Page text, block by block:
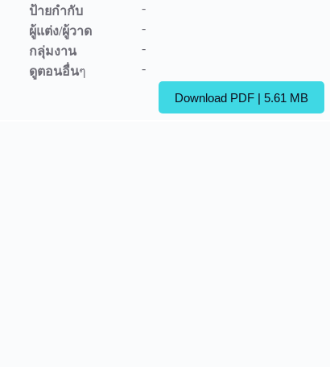
ป้ายกำกับ
-
ผู้แต่ง/ผู้วาด
-
กลุ่มงาน
-
ดูตอนอื่นๆ -
Download PDF | 5.61 MB